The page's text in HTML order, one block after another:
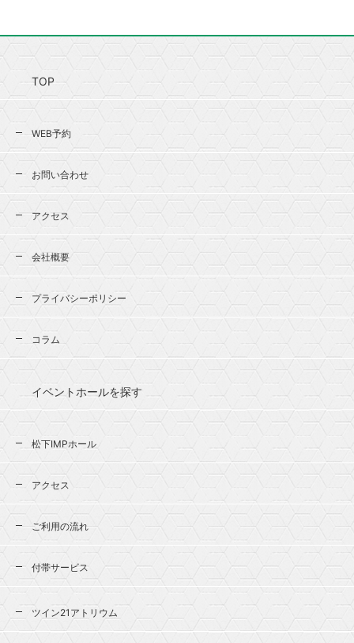
TOP
WEB予約
お問い合わせ
アクセス
会社概要
プライバシーポリシー
コラム
イベントホールを探す
松下IMPホール
アクセス
ご利用の流れ
付帯サービス
ツイン21アトリウム